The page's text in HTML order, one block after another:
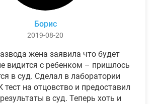
Борис
2019-08-20
жена заявила что будет
видится с ребенком – пришлось
в суд. Сделал в лаборатории
на отцовство и предоставил
в суд. Теперь хоть и